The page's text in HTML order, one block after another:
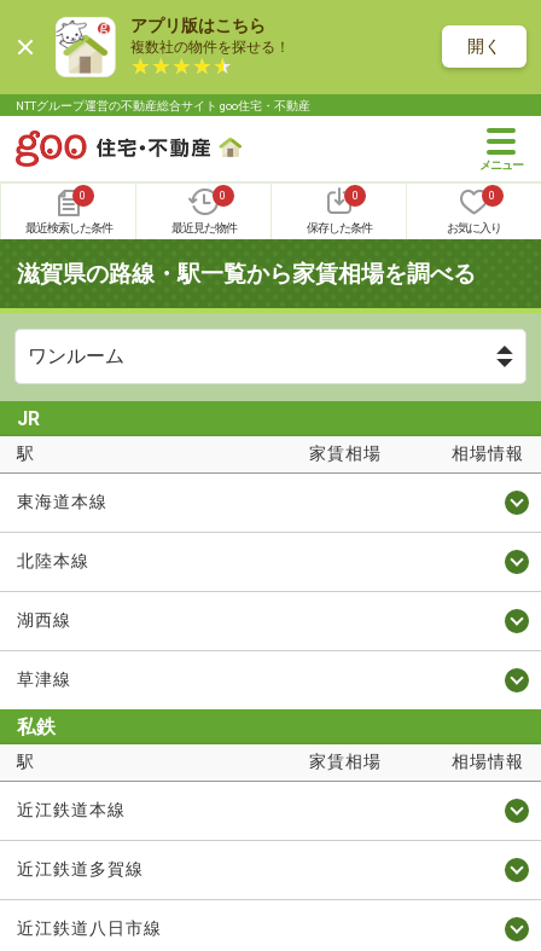
アプリ版はこちら
複数社の物件を探せる！ 開く
NTTグループ運営の不動産総合サイト goo住宅・不動産
0
最近検索した条件
0
最近見た物件
0
保存した条件
0
お気に入り
滋賀県の路線・駅一覧から家賃相場を調べる
JR
駅 家賃相場 相場情報
東海道本線
北陸本線
湖西線
草津線
私鉄
駅 家賃相場 相場情報
近江鉄道本線
近江鉄道多賀線
近江鉄道八日市線